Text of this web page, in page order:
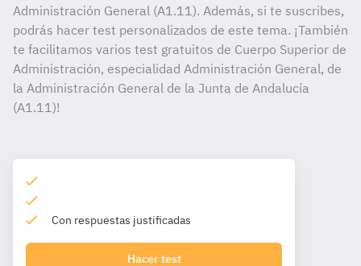
Administración General (A1.11). Además, si te suscribes,
podrás hacer test personalizados de este tema. ¡También
te facilitamos varios test gratuitos de Cuerpo Superior de
Administración, especialidad Administración General, de
la Administración General de la Junta de Andalucía
(A1.11)!
Con respuestas justificadas
Hacer test